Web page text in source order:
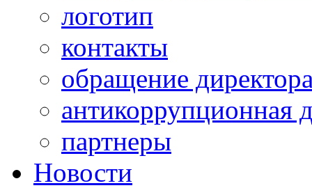
логотип
контакты
обращение
антикоррупционная
партнеры
Новости